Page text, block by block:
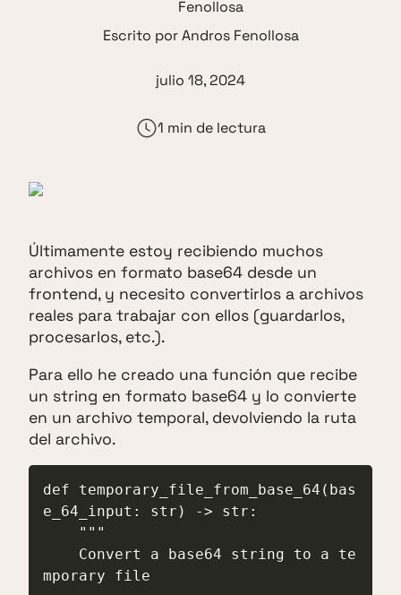
Últimamente estoy recibiendo muchos
archivos en formato base64 desde un
frontend, y necesito convertirlos a archivos
reales para trabajar con ellos (guardarlos,
procesarlos, etc.).
Para ello he creado una función que recibe
un string en formato base64 y lo convierte
en un archivo temporal, devolviendo la ruta
del archivo.
def temporary_file_from_base_64(bas
e_64_input: str) -> str:
mporary file
Escrito porAndros Fenollosa
julio 18, 2024
1 min de lectura